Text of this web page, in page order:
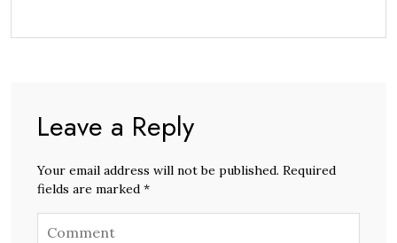
Leave a Reply
Your email address will not be published. Required
fields are marked *